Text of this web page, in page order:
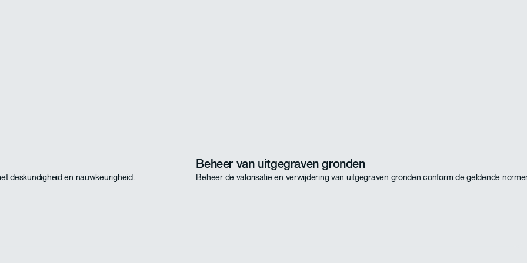
deskundigheid en nauwkeurigheid.
Beheer van uitgegraven gronden
Beheer de valorisatie en verwijdering van uitgegraven gronden conform de geldende